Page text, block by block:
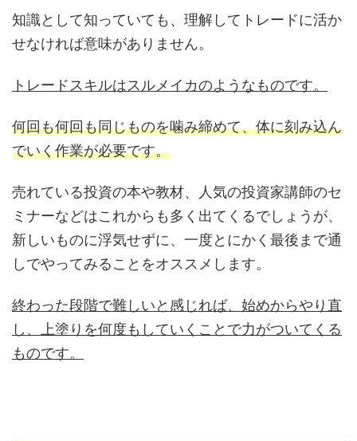
知識として知っていても、理解してトレードに活か
せなければ意味がありません。
トレードスキルはスルメイカのようなものです。
何回も何回も同じものを噛み締めて、体に刻み込ん
でいく作業が必要です。
売れている投資の本や教材、人気の投資家講師のセ
ミナーなどはこれからも多く出てくるでしょうが、
新しいものに浮気せずに、一度とにかく最後まで通
しでやってみることをオススメします。
終わった段階で難しいと感じれば、始めからやり直
し、上塗りを何度もしていくことで力がついてくる
ものです。